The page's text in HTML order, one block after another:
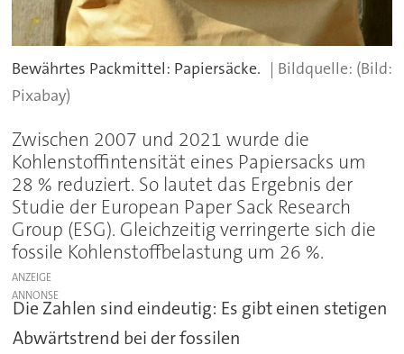
Bewährtes Packmittel: Papiersäcke.
(Bild:
Pixabay)
Zwischen 2007 und 2021 wurde die
Kohlenstoffintensität eines Papiersacks um
28 % reduziert. So lautet das Ergebnis der
Studie der European Paper Sack Research
Group (ESG). Gleichzeitig verringerte sich die
fossile Kohlenstoffbelastung um 26 %.
ANZEIGE
Die Zahlen sind eindeutig: Es gibt einen stetigen
Abwärtstrend bei der fossilen